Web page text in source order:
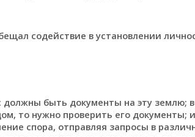
содействие в установлении
должны быть документы на эту землю;
то нужно проверить его документы;
спора, отправляя запросы в